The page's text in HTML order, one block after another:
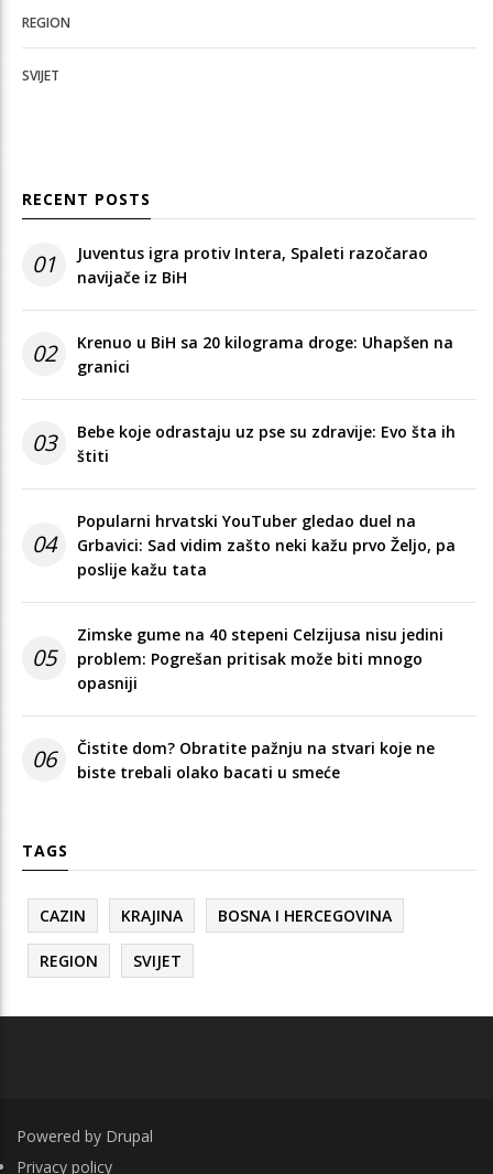
REGION
SVIJET
RECENT POSTS
01
Juventus igra protiv Intera, Spaleti razočarao
navijače iz BiH
02
Krenuo u BiH sa 20 kilograma droge: Uhapšen na
granici
03
Bebe koje odrastaju uz pse su zdravije: Evo šta ih
štiti
04
Popularni hrvatski YouTuber gledao duel na
Grbavici: Sad vidim zašto neki kažu prvo Željo, pa
poslije kažu tata
05
Zimske gume na 40 stepeni Celzijusa nisu jedini
problem: Pogrešan pritisak može biti mnogo
opasniji
06
Čistite dom? Obratite pažnju na stvari koje ne
biste trebali olako bacati u smeće
TAGS
CAZIN KRAJINA BOSNA I HERCEGOVINA
REGION SVIJET
Powered by Drupal
FOOTER
Privacy policy